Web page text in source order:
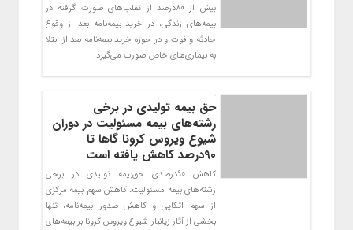
بیش از 80درصد از تقلب‌های صورت گرفته در
بیمه‌های زندگی، در خرید بیمه‌نامه بعد از وقوع
حادثه و فوت و در حوزه خرید بیمه‌نامه بعد از ابتلا
به بیماری‌های خاص صورت می‌گیرد.
حق بیمه تولیدی در برخی
رشته‌های بیمه مسئولیت در دوران
شیوع ویروس کرونا گاها تا
۹۰درصد کاهش یافته است
کاهش 90درصدی حق‌بیمه تولیدی در برخی
رشته‌های بیمه مسئولیت، کاهش سهم بیمه مرکزی
از سهم اتکایی و کاهش صدور بیمه‌نامه، تنها
بخشی از آثار زیانبار شیوع ویروس کرونا بر بیمه‌های